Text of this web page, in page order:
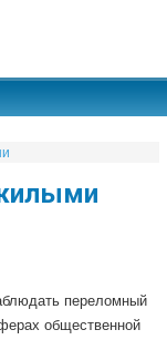
переломный
общественной